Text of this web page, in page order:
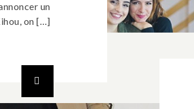
un
on […]